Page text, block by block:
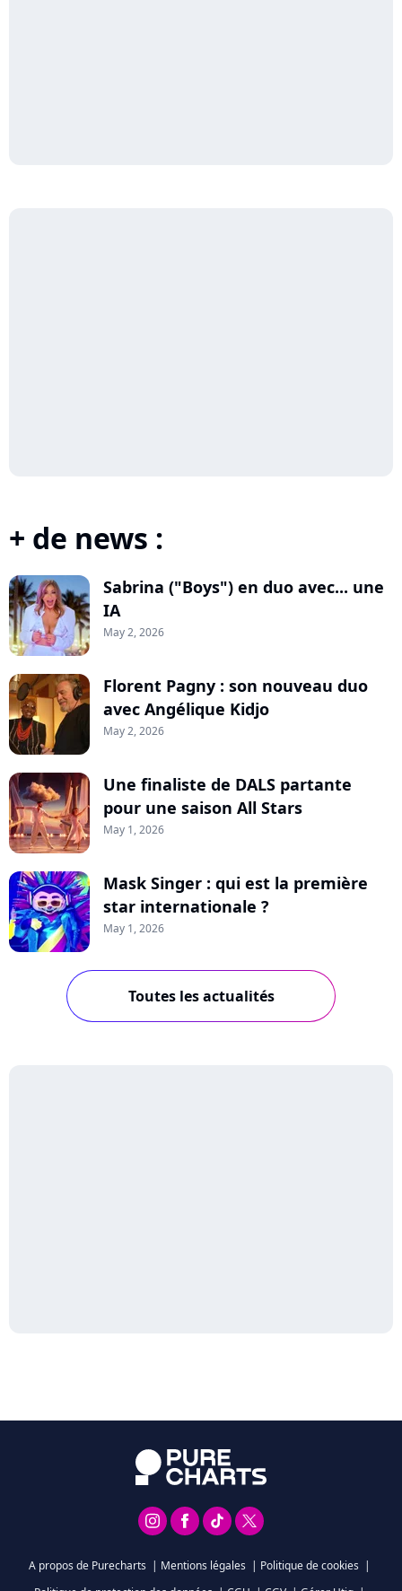
+ de news :
Sabrina ("Boys") en duo avec... une
IA
May 2, 2026
Florent Pagny : son nouveau duo
avec Angélique Kidjo
May 2, 2026
Une finaliste de DALS partante
pour une saison All Stars
May 1, 2026
Mask Singer : qui est la première
star internationale ?
May 1, 2026
Toutes les actualités
A propos de Purecharts | Mentions légales | Politique de cookies |